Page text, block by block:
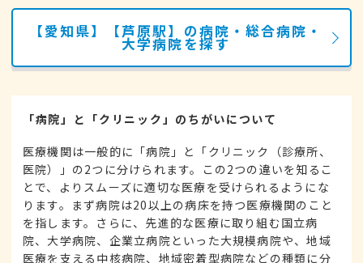
【愛知県】【芦原駅】の病院・総合病院・
大学病院を探す
「病院」と「クリニック」のちがいについて
医療機関は一般的に「病院」と「クリニック（診療所、
医院）」の2つに分けられます。この2つの違いを知るこ
とで、よりスムーズに適切な医療を受けられるようにな
ります。まず病院は20以上の病床を持つ医療機関のこと
を指します。さらに、先進的な医療に取り組む国立病
院、大学病院、企業立病院といった大規模病院や、地域
医療を支える中核病院、地域密着型病院などの種類に分